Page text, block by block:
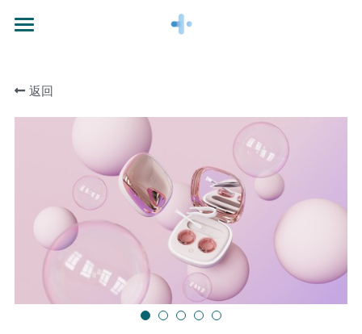
产品介绍
品牌故事
技术探索
立即购买
返回